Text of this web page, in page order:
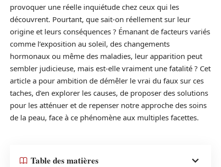
provoquer une réelle inquiétude chez ceux qui les
découvrent. Pourtant, que sait-on réellement sur leur
origine et leurs conséquences ? Émanant de facteurs variés
comme l’exposition au soleil, des changements
hormonaux ou même des maladies, leur apparition peut
sembler judicieuse, mais est-elle vraiment une fatalité ? Cet
article a pour ambition de démêler le vrai du faux sur ces
taches, d’en explorer les causes, de proposer des solutions
pour les atténuer et de repenser notre approche des soins
de la peau, face à ce phénomène aux multiples facettes.
Table des matières